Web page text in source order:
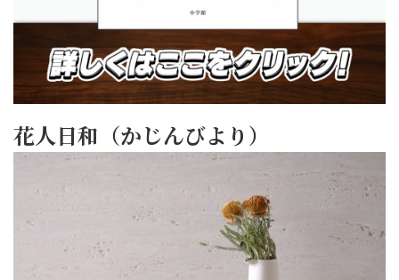
花人日和（かじんびより）